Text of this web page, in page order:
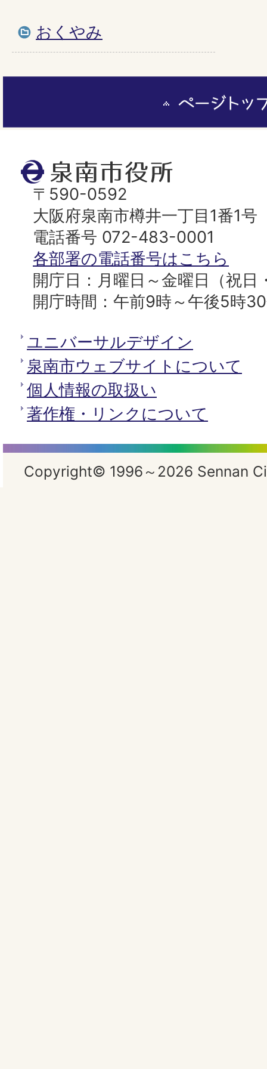
おくやみ
泉
南
市
役
所
〒590-0592
大阪府泉南市樽井一丁目1番1号
電話番号 072-483-0001
各部署の電話番号はこちら
開庁日：月曜日～金曜日（祝日
開庁時間：午前9時～午後5時
ユニバーサルデザイン
泉南市ウェブサイトについて
個人情報の取扱い
著作権・リンクについて
Copyright© 1996～2026 Sennan